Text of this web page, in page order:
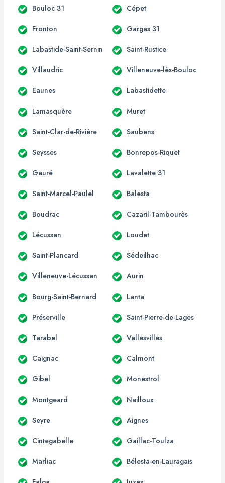
Bouloc 31 Cépet
Fronton Gargas 31
Labastide-Saint-Sernin Saint-Rustice
Villaudric Villeneuve-lès-Bouloc
Eaunes Labastidette
Lamasquère Muret
Saint-Clar-de-Rivière Saubens
Seysses Bonrepos-Riquet
Gauré Lavalette 31
Saint-Marcel-Paulel Balesta
Boudrac Cazaril-Tambourès
Lécussan Loudet
Saint-Plancard Sédeilhac
Villeneuve-Lécussan Aurin
Bourg-Saint-Bernard Lanta
Préserville Saint-Pierre-de-Lages
Tarabel Vallesvilles
Caignac Calmont
Gibel Monestrol
Montgeard Nailloux
Seyre Aignes
Cintegabelle Gaillac-Toulza
Marliac Bélesta-en-Lauragais